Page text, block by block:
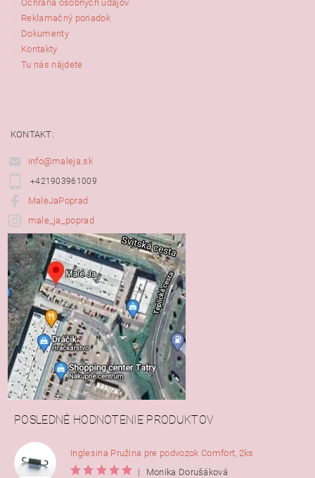
Ochrana osobných údajov
Reklamačný poriadok
Dokumenty
Kontakty
Tu nás nájdete
KONTAKT:
info@maleja.sk
+421903961009
MaleJaPoprad
male_ja_poprad
POSLEDNÉ HODNOTENIE PRODUKTOV
Inglesina Pružina pre podvozok Comfort, 2ks
|
Monika Dorušáková